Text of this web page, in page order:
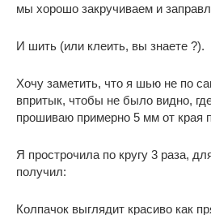
мы хорошо закручиваем и
И шить (или клеить, вы знаете ?).
Хочу заметить, что я шью не по
впритык, чтобы не было видно,
прошиваю примерно 5 мм от края
Я прострочила по кругу 3 раза,
получил:
Колпачок выглядит красиво как